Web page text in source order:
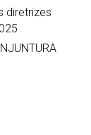
diretrizes